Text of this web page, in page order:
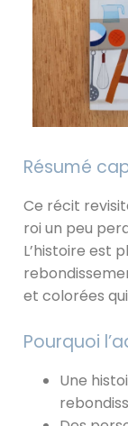
Résumé
Ce récit
roi un peu
L’histoire est
et colorées
Pourquoi
Une